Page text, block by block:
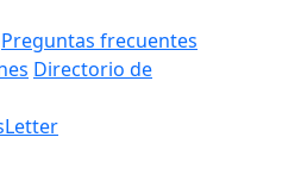
Preguntas frecuentes
Directorio de